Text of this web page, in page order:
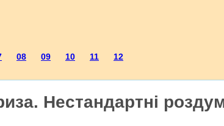
08 09 10 11 12
Нестандартні